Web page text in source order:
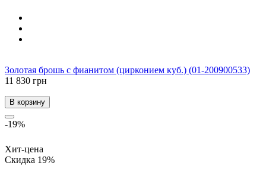
Золотая брошь с фианитом (цирконием куб.) (01-200900533)
11 830 грн
В корзину
-19%
Хит-цена
Скидка 19%